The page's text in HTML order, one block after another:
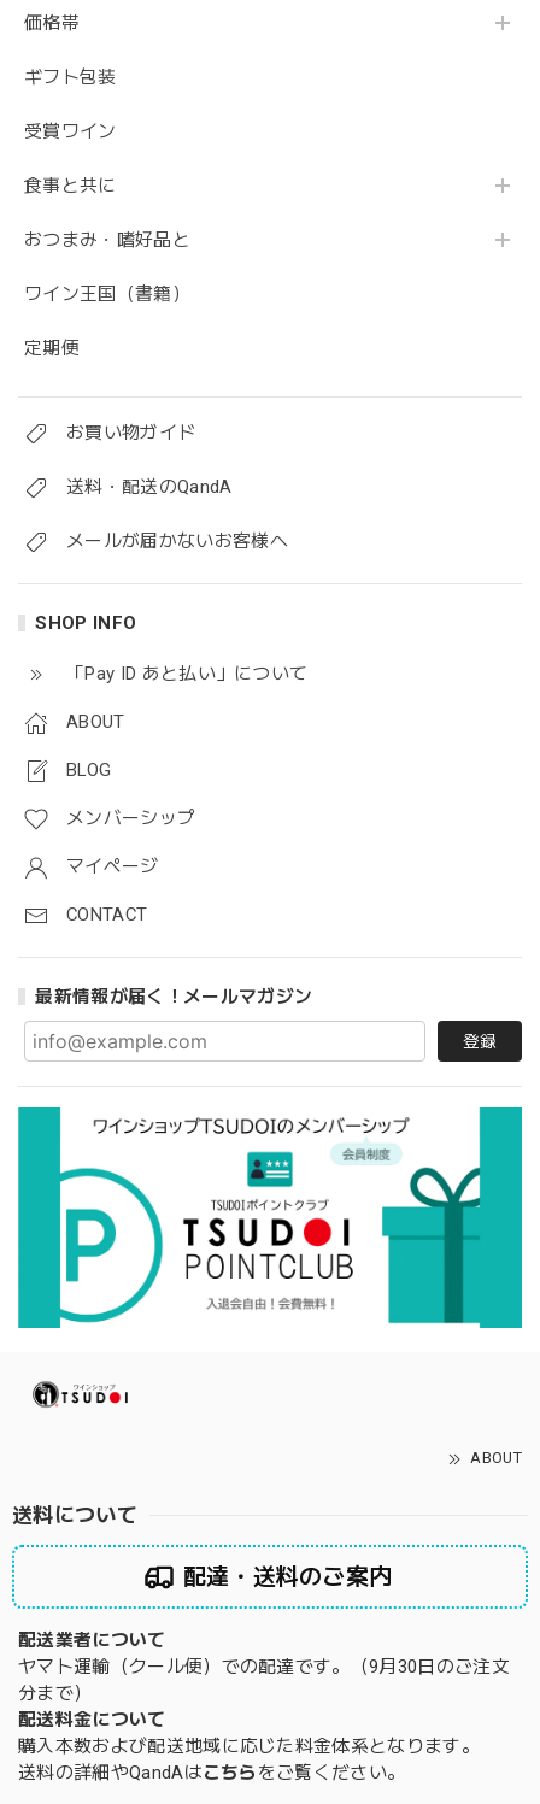
価格帯
ギフト包装
受賞ワイン
食事と共に
おつまみ・嗜好品と
ワイン王国（書籍）
定期便
お買い物ガイド
送料・配送のQandA
メールが届かないお客様へ
SHOP INFO
「Pay ID あと払い」について
ABOUT
BLOG
メンバーシップ
マイページ
CONTACT
最新情報が届く！メールマガジン
登録
ABOUT
送料について
配達・送料のご案内
配送業者について
ヤマト運輸（クール便）での配達です。（9月30日のご注文
分まで）
配送料金について
購入本数および配送地域に応じた料金体系となります。
送料の詳細やQandAはこちら をご覧ください。